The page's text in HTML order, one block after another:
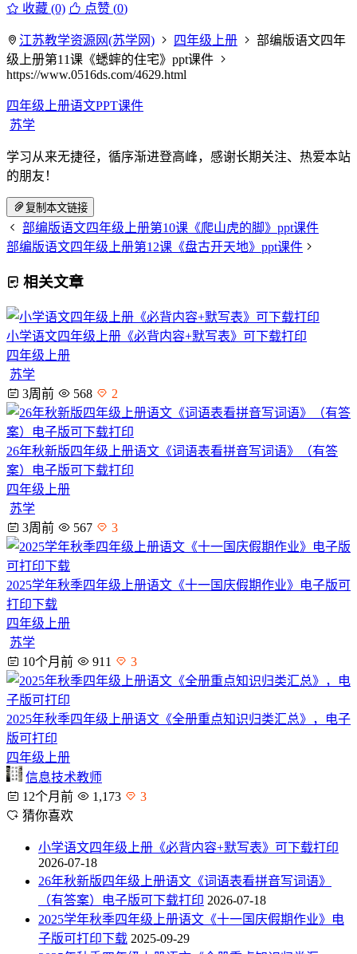
收藏 (0) 点赞 (0)
江苏教学资源网(苏学网) 四年级上册
部编版语文四年
级上册第11课《蟋蟀的住宅》ppt课件
https://www.0516ds.com/4629.html
四年级上册语文PPT课件
苏学
学习从来无捷径，循序渐进登高峰，感谢长期关注、热爱本站
的朋友！
复制本文链接
部编版语文四年级上册第10课《爬山虎的脚》ppt课件
部编版语文四年级上册第12课《盘古开天地》ppt课件
相关文章
小学语文四年级上册《必背内容+默写表》可下载打印
四年级上册
苏学
3周前
568 2
26年秋新版四年级上册语文《词语表看拼音写词语》（有答
案）电子版可下载打印
四年级上册
苏学
3周前
567 3
2025学年秋季四年级上册语文《十一国庆假期作业》电子版可
打印下载
四年级上册
苏学
10个月前
911 3
2025年秋季四年级上册语文《全册重点知识归类汇总》，电子
版可打印
四年级上册
信息技术教师
12个月前
1,173
3
猜你喜欢
小学语文四年级上册《必背内容+默写表》可下载打印
2026-07-18
26年秋新版四年级上册语文《词语表看拼音写词语》
（有答案）电子版可下载打印 2026-07-18
2025学年秋季四年级上册语文《十一国庆假期作业》电
子版可打印下载 2025-09-29